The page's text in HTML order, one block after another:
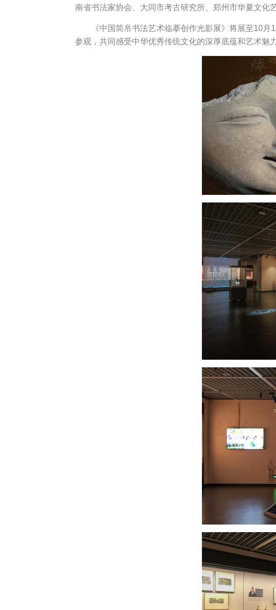
南省书法家协会、大同市考古研究所、郑州市华夏文化
《中国简帛书法艺术临摹创作光影展》将展至10
参观，共同感受中华优秀传统文化的深厚底蕴和艺术魅力